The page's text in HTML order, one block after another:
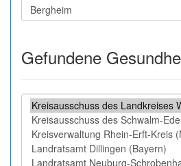
Gefundene